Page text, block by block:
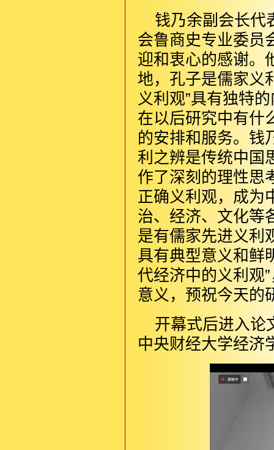
钱乃余副会长代
会鲁商史专业委员
迎和衷心的感谢。
地，孔子是儒家义
义利观”具有独特
在以后研究中有什
的安排和服务。钱
利之辨是传统中国
作了深刻的理性思
正确义利观，成为
治、经济、文化等
是有儒家先进义利
具有典型意义和鲜
代经济中的义利观
意义，预祝今天的
开幕式后进入论
中央财经大学经济